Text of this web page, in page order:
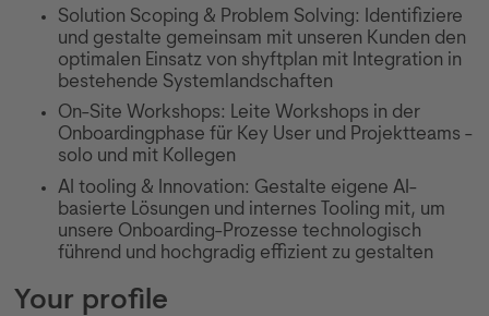
Solution Scoping & Problem Solving: Identifiziere
und gestalte gemeinsam mit unseren Kunden den
optimalen Einsatz von shyftplan mit Integration in
bestehende Systemlandschaften
On-Site Workshops: Leite Workshops in der
Onboardingphase für Key User und Projektteams -
solo und mit Kollegen
AI tooling & Innovation: Gestalte eigene AI-
basierte Lösungen und internes Tooling mit, um
unsere Onboarding-Prozesse technologisch
führend und hochgradig effizient zu gestalten
Your profile